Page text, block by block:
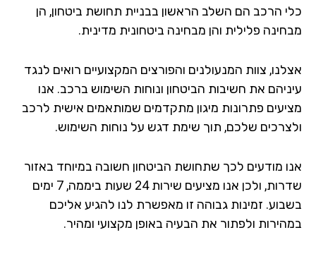
הרכב הם השלב הראשון בבניית תחושת ביטחון, הן
פלילית והן מבחינה ביטחונית מדינית.
צוות המנעולנים והפורצים המקצועיים רואים לנגד
את חשיבות הביטחון ונוחות השימוש ברכב. אנו
פתרונות מיגון מתקדמים שמותאמים אישית לרכב
שלכם, תוך שימת דגש על נוחות השימוש.
מודעים לכך שתחושת הביטחון חשובה במיוחד באזור
שדרות, ולכן אנו מציעים שירות 24 שעות ביממה, 7 ימים
זמינות גבוהה זו מאפשרת לנו להגיע אליכם
ולפתור את הבעיה באופן מקצועי ומהיר.